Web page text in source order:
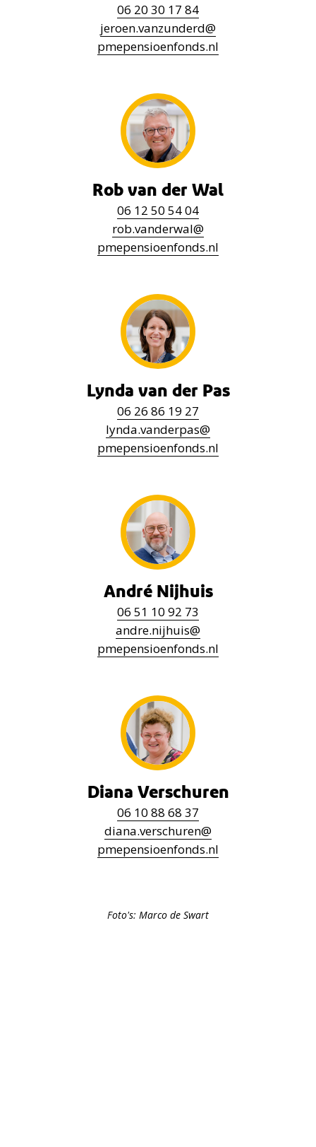
06 20 30 17 84
jeroen.vanzunderd@
pmepensioenfonds.nl
Rob van der Wal
06 12 50 54 04
rob.vanderwal@
pmepensioenfonds.nl
Lynda van der Pas
06 26 86 19 27
lynda.vanderpas@
pmepensioenfonds.nl
André Nijhuis
06 51 10 92 73
andre.nijhuis@
pmepensioenfonds.nl
Diana Verschuren
06 10 88 68 37
diana.verschuren@
pmepensioenfonds.nl
Foto's: Marco de Swart